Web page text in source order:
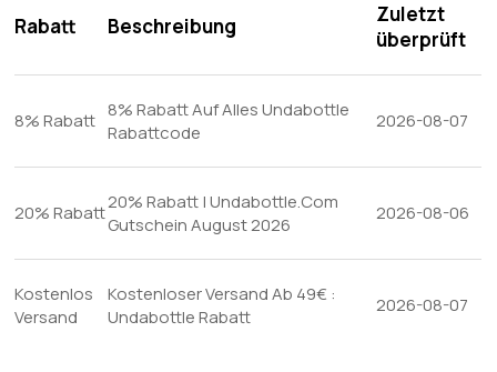
Rabatt Beschreibung
Zuletzt
überprüft
8% Rabatt 8% Rabatt Auf Alles Undabottle
Rabattcode
2026-08-07
20% Rabatt20% Rabatt | Undabottle.Com
Gutschein August 2026
2026-08-06
Kostenlos
Versand
Kostenloser Versand Ab 49€ :
Undabottle Rabatt
2026-08-07